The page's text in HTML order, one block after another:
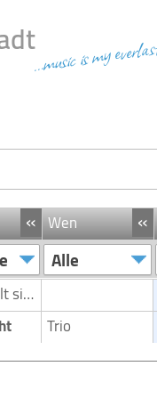
...music is my
« Wen «
Alle
stellt sich vor
Trio